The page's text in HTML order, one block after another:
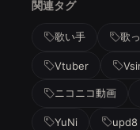
関連タグ
歌い手 歌
Vtuber
ニコニコ動画
YuNi upd8